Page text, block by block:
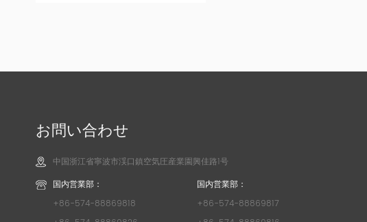
お問い合わせ
中国浙江省寧波市渓口鎮空気圧産業園興佳路1号
国内営業部：
+86-574-88869818
国内営業部：
+86-574-88869817